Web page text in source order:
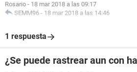
Rosario - 18 mar 2018 a las 09:17
SEMM96 - 18 mar 2018 a las 14:46
1 respuesta
¿Se puede rastrear aun con